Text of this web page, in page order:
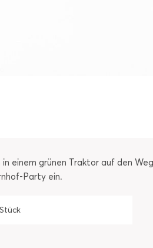
in einem grünen Traktor auf den
Party ein.